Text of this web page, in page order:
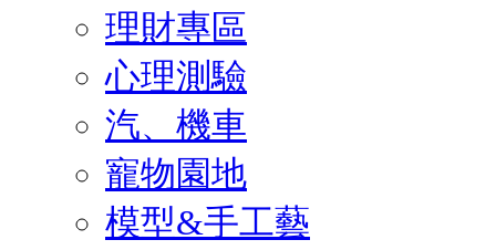
理財專區
心理測驗
汽、機車
寵物園地
模型&手工藝